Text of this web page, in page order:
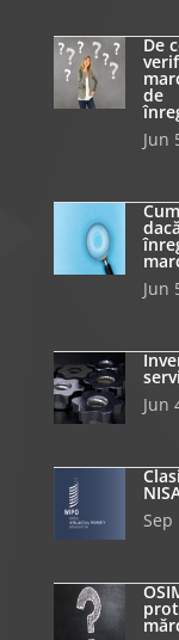
De
de
Jun
Jun
Jun
Sep